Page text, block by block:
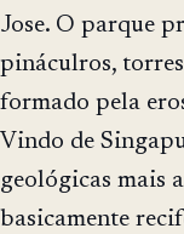
Jose. O parque
pináculros,
formado pela
Vindo de
geológicas mais
basicamente